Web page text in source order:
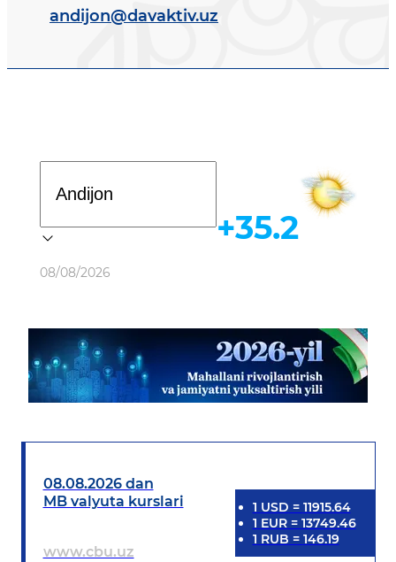
andijon@davaktiv.uz
Ob-havo
08/08/2026
+35.2
08.08.2026 dan
MB valyuta kurslari
www.cbu.uz
1 USD = 11915.64
1 EUR= 13749.46
1 RUB = 146.19